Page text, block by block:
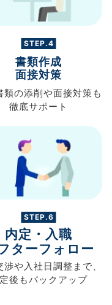
STEP.4
書類作成
面接対策
類の添削や面接対策も
徹底サポート
STEP.6
内定・入職
ターフォロー
渉や入社日調整まで、
後もバックアップ